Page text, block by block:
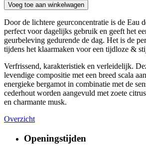
Voeg toe aan winkelwagen
Door de lichtere geurconcentratie is de Eau
perfect voor dagelijks gebruik en geeft het
geurbeleving gedurende de dag. Het is de
tijdens het klaarmaken voor een tijdloze &
Verfrissend, karakteristiek en verleidelijk.
levendige compositie met een breed scala
energieke bergamot in combinatie met de
cederhout worden aangevuld met zoete
en charmante musk.
Overzicht
Openingstijden